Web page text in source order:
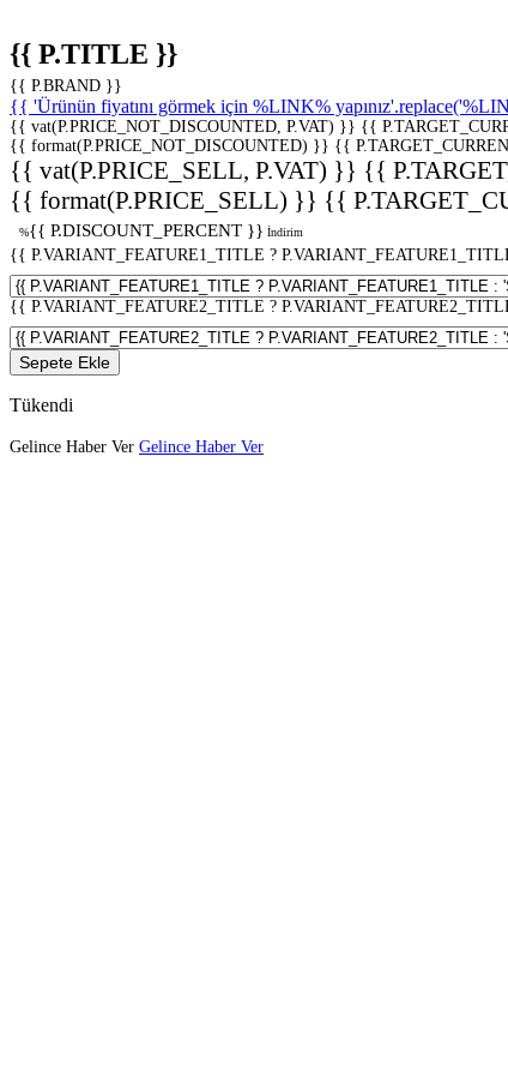
{{ P.TITLE }}
{{ P.BRAND }}
{{ 'Ürünün fiyatını görmek için %LINK%
{{ vat(P.PRICE_NOT_DISCOUNTED, P.VAT) }} {{
{{ format(P.PRICE_NOT_DISCOUNTED) }} {{
{{ vat(P.PRICE_SELL, P.VAT) }} {{
{{ format(P.PRICE_SELL) }} {{
%{{ P.DISCOUNT_PERCENT }} İndirim
{{ P.VARIANT_FEATURE1_TITLE ?
{{ P.VARIANT_FEATURE2_TITLE ?
Sepete Ekle
Tükendi
Gelince Haber Ver Gelince Haber Ver